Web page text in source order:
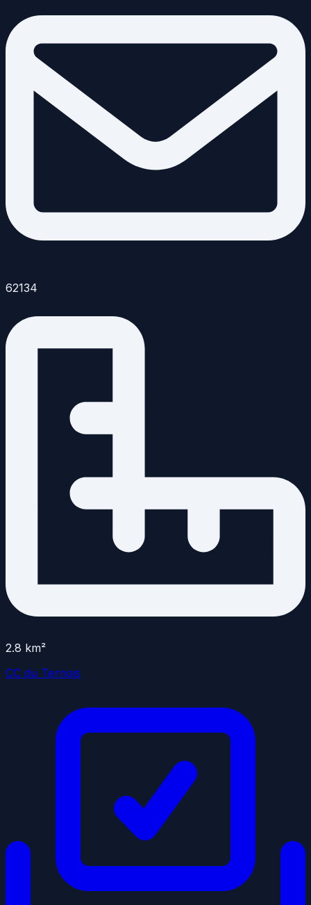
62134
2.8 km²
CC du Ternois